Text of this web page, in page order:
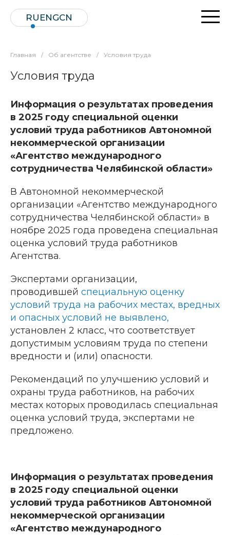
RU ENGCN
Главная / Об агентстве / Условия труда
Условия труда
Информация о результатах проведения
в 2025 году специальной оценки
условий труда работников Автономной
некоммерческой организации
«Агентство международного
сотрудничества Челябинской области»
В Автономной некоммерческой
организации «Агентство международного
сотрудничества Челябинской области» в
ноябре 2025 года проведена специальная
оценка условий труда работников
Агентства.
Экспертами организации,
проводившей специальную оценку
условий труда на рабочих местах, вредных
и опасных условий не выявлено,
установлен 2 класс, что соответствует
допустимым условиям труда по степени
вредности и (или) опасности.
Рекомендаций по улучшению условий и
охраны труда работников, на рабочих
местах которых проводилась специальная
оценка условий труда, экспертами не
предложено.
Информация о результатах проведения
в 2025 году специальной оценки
условий труда работников Автономной
некоммерческой организации
«Агентство международного